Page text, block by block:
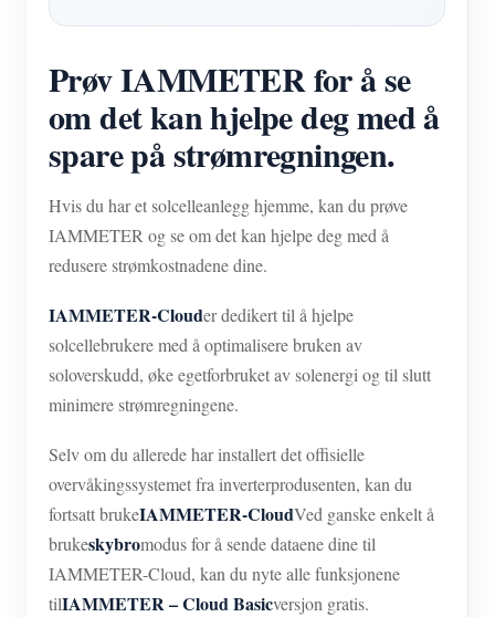
Prøv IAMMETER for å se
om det kan hjelpe deg med å
spare på strømregningen.
Hvis du har et solcelleanlegg hjemme, kan du prøve
IAMMETER og se om det kan hjelpe deg med å
redusere strømkostnadene dine.
IAMMETER-Clouder dedikert til å hjelpe
solcellebrukere med å optimalisere bruken av
soloverskudd, øke egetforbruket av solenergi og til slutt
minimere strømregningene.
Selv om du allerede har installert det offisielle
overvåkingssystemet fra inverterprodusenten, kan du
fortsatt brukeIAMMETER-CloudVed ganske enkelt å
brukeskybromodus for å sende dataene dine til
IAMMETER-Cloud, kan du nyte alle funksjonene
tilIAMMETER – Cloud Basicversjon gratis.